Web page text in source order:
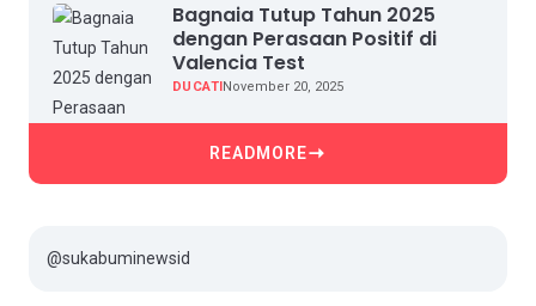
Bagnaia Tutup Tahun 2025
dengan Perasaan Positif di
Valencia Test
DUCATI November 20, 2025
READMORE
@sukabuminewsid